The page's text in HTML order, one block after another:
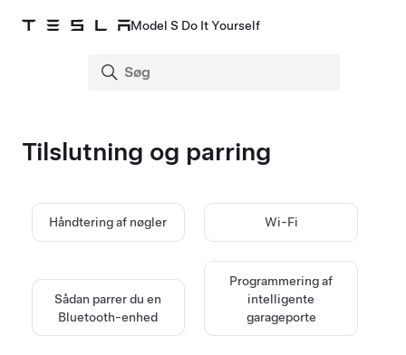
Model S Do It Yourself
Tilslutning og parring
Håndtering af nøgler Wi-Fi
Sådan parrer du en
Bluetooth-enhed
Programmering af
intelligente
garageporte